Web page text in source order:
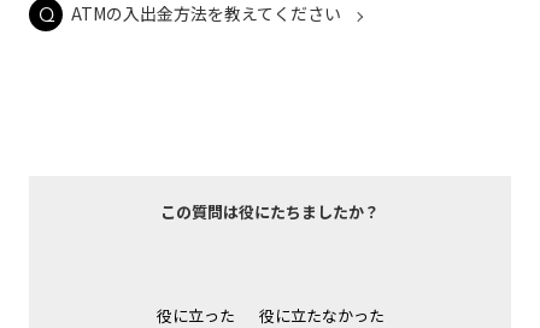
ATMの入出金方法を教えてください
この質問は役にたちましたか？
役に立った 役に立たなかった